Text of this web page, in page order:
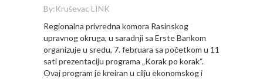
By:Kruševac LINK
Regionalna privredna komora Rasinskog
upravnog okruga, u saradnji sa Erste Bankom
organizuje u sredu, 7. februara sa početkom u 11
sati prezentaciju programa „Korak po korak“.
Ovaj program je kreiran u cilju ekonomskog i